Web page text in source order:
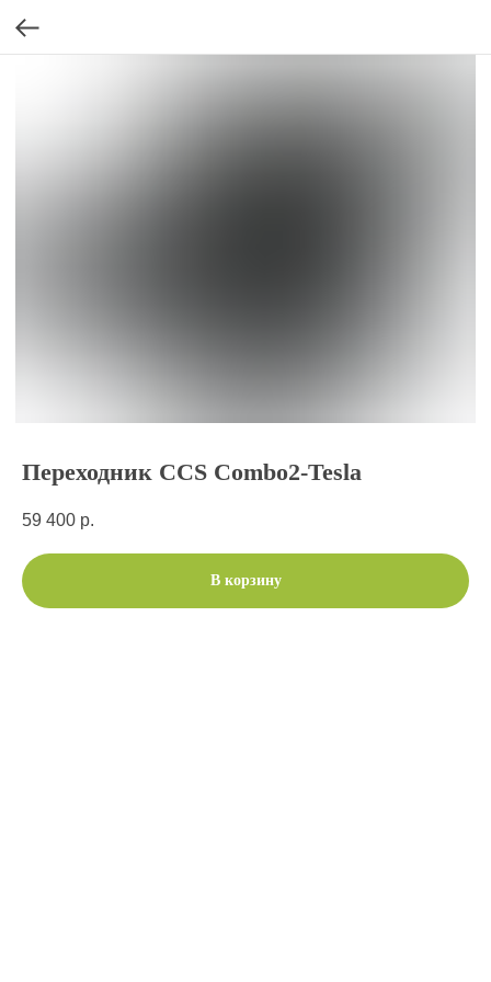
Переходник CCS Combo2-Tesla
59 400 р.
В корзину